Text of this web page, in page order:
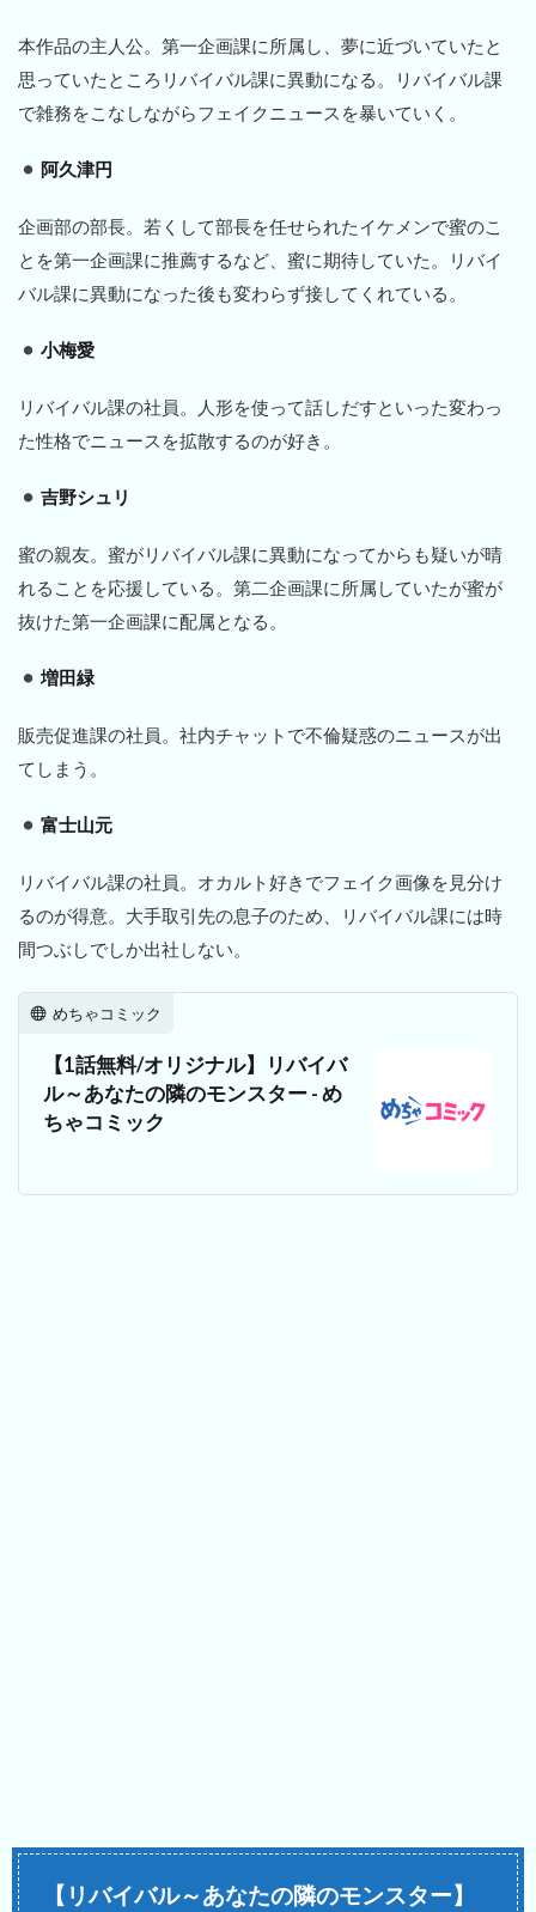
本作品の主人公。第一企画課に所属し、夢に近づいていたと
思っていたところリバイバル課に異動になる。リバイバル課
で雑務をこなしながらフェイクニュースを暴いていく。
阿久津円
企画部の部長。若くして部長を任せられたイケメンで蜜のこ
とを第一企画課に推薦するなど、蜜に期待していた。リバイ
バル課に異動になった後も変わらず接してくれている。
小梅愛
リバイバル課の社員。人形を使って話しだすといった変わっ
た性格でニュースを拡散するのが好き。
吉野シュリ
蜜の親友。蜜がリバイバル課に異動になってからも疑いが晴
れることを応援している。第二企画課に所属していたが蜜が
抜けた第一企画課に配属となる。
増田緑
販売促進課の社員。社内チャットで不倫疑惑のニュースが出
てしまう。
富士山元
リバイバル課の社員。オカルト好きでフェイク画像を見分け
るのが得意。大手取引先の息子のため、リバイバル課には時
間つぶしでしか出社しない。
めちゃコミック
【1話無料/オリジナル】リバイバ
ル～あなたの隣のモンスター - め
ちゃコミック
【リバイバル～あなたの隣のモンスター】